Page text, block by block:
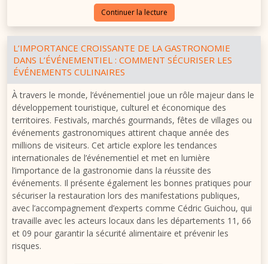
Continuer la lecture
L’IMPORTANCE CROISSANTE DE LA GASTRONOMIE
DANS L’ÉVÉNEMENTIEL : COMMENT SÉCURISER LES
ÉVÉNEMENTS CULINAIRES
À travers le monde, l’événementiel joue un rôle majeur dans le
développement touristique, culturel et économique des
territoires. Festivals, marchés gourmands, fêtes de villages ou
événements gastronomiques attirent chaque année des
millions de visiteurs. Cet article explore les tendances
internationales de l’événementiel et met en lumière
l’importance de la gastronomie dans la réussite des
événements. Il présente également les bonnes pratiques pour
sécuriser la restauration lors des manifestations publiques,
avec l’accompagnement d’experts comme Cédric Guichou, qui
travaille avec les acteurs locaux dans les départements 11, 66
et 09 pour garantir la sécurité alimentaire et prévenir les
risques.